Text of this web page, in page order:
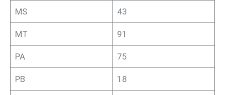
MS 43
MT 91
PA 75
PB 18